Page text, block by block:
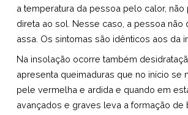
a temperatura da pessoa pelo calor,
direta ao sol. Nesse caso, a pessoa não
assa. Os sintomas são idênticos aos da
Na insolação ocorre também
apresenta queimaduras que no início se
pele vermelha e ardida e quando em
avançados e graves leva a formação de